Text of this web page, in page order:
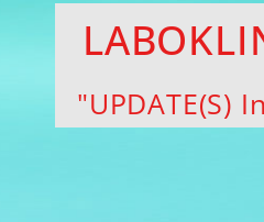
"UPDATE(S)